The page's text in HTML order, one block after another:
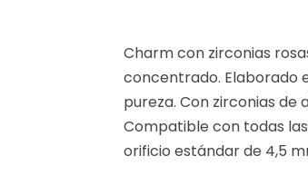
Charm con zirconias
concentrado. Elaborado
pureza. Con zirconias de
Compatible con todas
orificio estándar de 4,5